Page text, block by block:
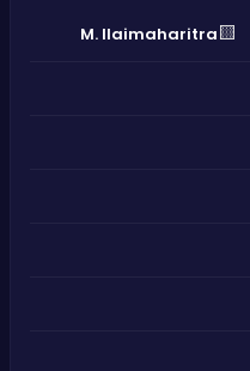
M. Ilaimaharitra🟨